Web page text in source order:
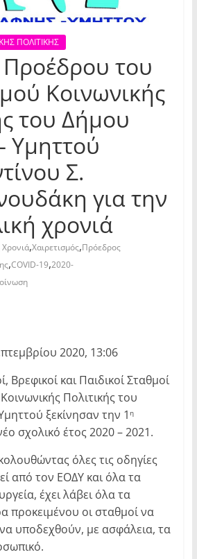
ΠΟΛΙΤΙΚΗΣ
του
Κοινωνικής
του Δήμου
Υμηττού
Σ.
για την
χρονιά
,Χαιρετισμός,Πρόεδρος
,COVID-19,2020-
2020, 13:06
Βρεφικοί και Παιδικοί Σταθμοί
Πολιτικής του
ξεκίνησαν την 1 η
σχολικό έτος 2020 – 2021.
όλες τις οδηγίες
από τον ΕΟΔΥ και όλα τα
έχει λάβει όλα τα
προκειμένου οι σταθμοί να
να υποδεχθούν, με ασφάλεια, τα